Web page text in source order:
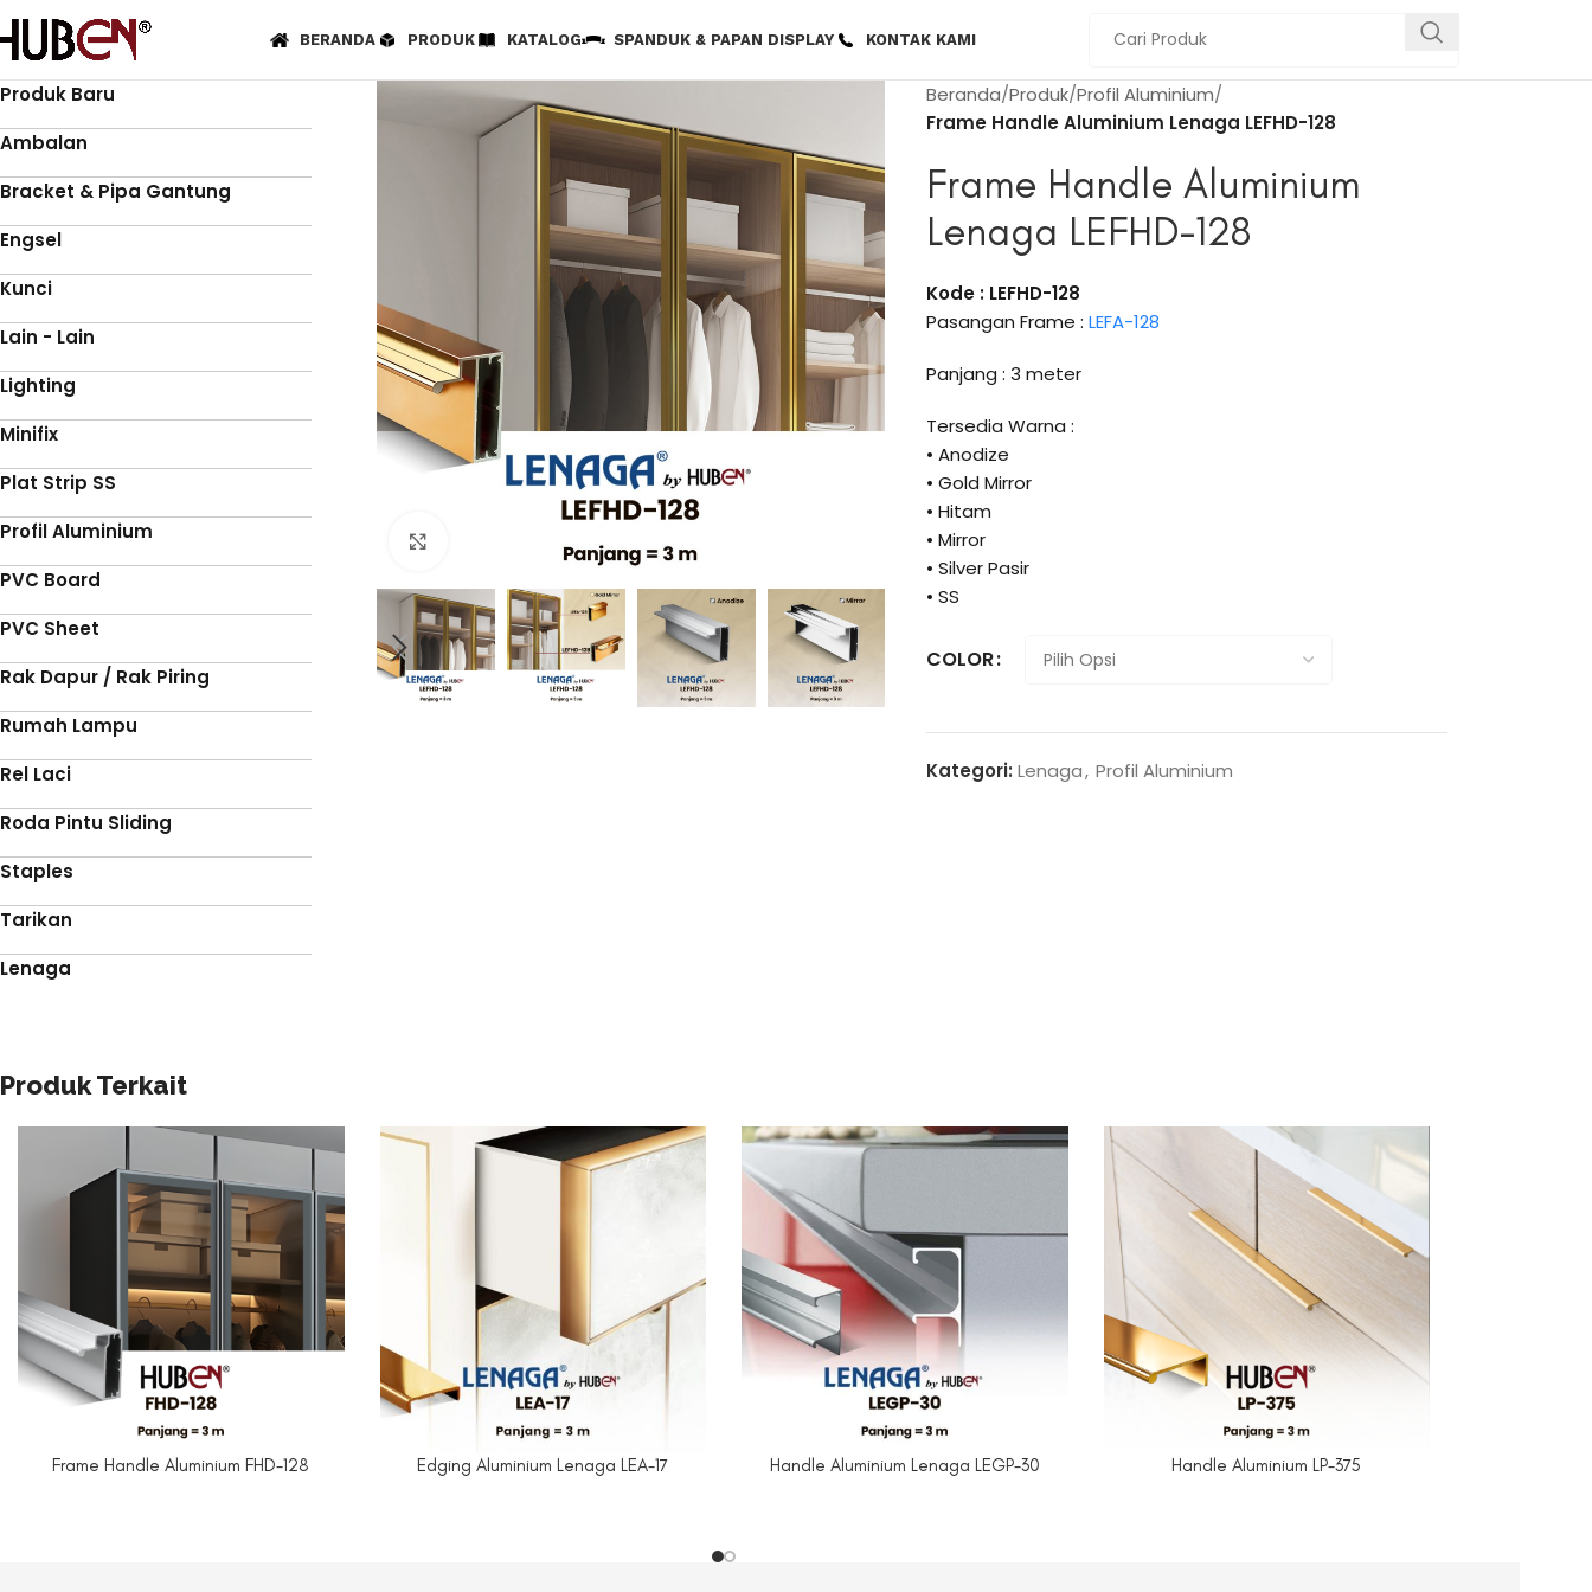
BERANDA PRODUK KATALOG SPANDUK & PAPAN DISPLAY KONTAK KAMI
Produk Baru
Ambalan
Bracket & Pipa Gantung
Engsel
Kunci
Lain - Lain
Lighting
Minifix
Plat Strip SS
Profil Aluminium
PVC Board
PVC Sheet
Rak Dapur / Rak Piring
Rumah Lampu
Rel Laci
Roda Pintu Sliding
Staples
Tarikan
Lenaga
Click to enlarge
Beranda Produk Profil Aluminium
Frame Handle Aluminium Lenaga LEFHD-128
Frame Handle Aluminium
Lenaga LEFHD-128
Kode : LEFHD-128
Pasangan Frame :LEFA-128
Panjang : 3 meter
Tersedia Warna :
• Anodize
• Gold Mirror
• Hitam
• Mirror
• Silver Pasir
• SS
COLOR
Kategori: Lenaga, Profil Aluminium
Produk Terkait
Frame Handle Aluminium FHD-128 Edging Aluminium Lenaga LEA-17 Handle Aluminium Lenaga LEGP-30 Handle Aluminium LP-375